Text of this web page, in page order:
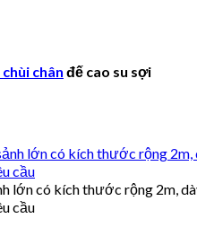
chân đế cao su sợi
lớn có kích thước rộng 2m,
cầu